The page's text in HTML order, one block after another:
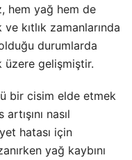
hem yağ hem de
kıtlık zamanlarında
durumlarda
üzere gelişmiştir.
bir cisim elde etmek
nasıl
hatası için
yağ kaybını